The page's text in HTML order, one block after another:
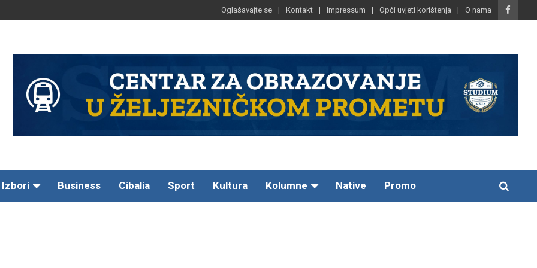
Oglašavajte se Kontakt Impressum Opći uvjeti korištenja O nama
Izbori Business Cibalia Sport Kultura Kolumne Native Promo